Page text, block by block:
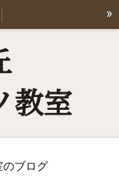
ージ
»
教室
のブログ